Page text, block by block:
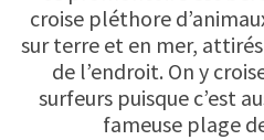
croise pléthore
sur terre et en mer,
de l’endroit. On y
surfeurs puisque c’est
fameuse plage